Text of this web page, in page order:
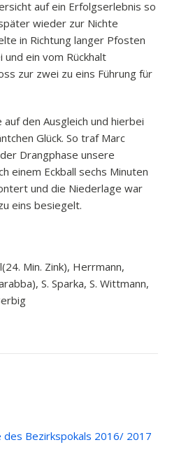
auf ein Erfolgserlebnis so
wieder zur Nichte
in Richtung langer Pfosten
und ein vom Rückhalt
zur zwei zu eins Führung für
den Ausgleich und hierbei
Glück. So traf Marc
Drangphase unsere
einem Eckball sechs Minuten
und die Niederlage war
eins besiegelt.
Min. Zink), Herrmann,
S. Sparka, S. Wittmann,
des Bezirkspokals 2016/ 2017